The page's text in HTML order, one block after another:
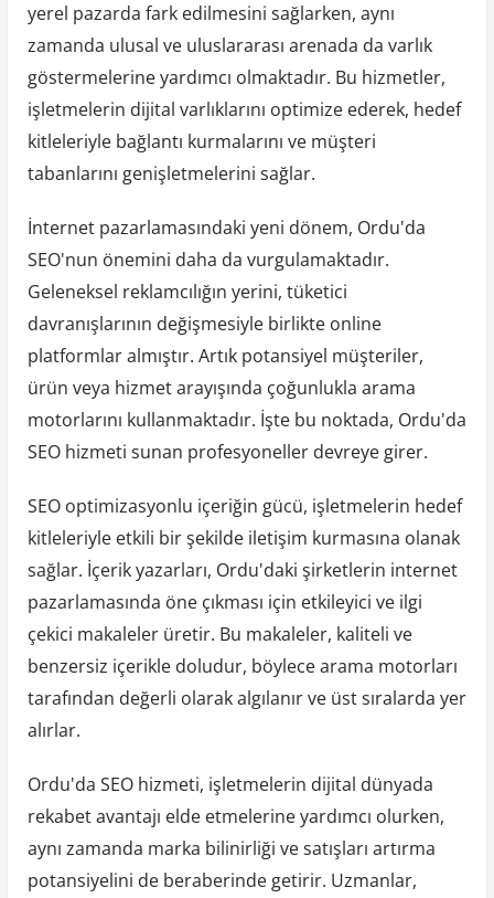
yerel pazarda fark edilmesini sağlarken, aynı
zamanda ulusal ve uluslararası arenada da varlık
göstermelerine yardımcı olmaktadır. Bu hizmetler,
işletmelerin dijital varlıklarını optimize ederek, hedef
kitleleriyle bağlantı kurmalarını ve müşteri
tabanlarını genişletmelerini sağlar.
İnternet pazarlamasındaki yeni dönem, Ordu'da
SEO'nun önemini daha da vurgulamaktadır.
Geleneksel reklamcılığın yerini, tüketici
davranışlarının değişmesiyle birlikte online
platformlar almıştır. Artık potansiyel müşteriler,
ürün veya hizmet arayışında çoğunlukla arama
motorlarını kullanmaktadır. İşte bu noktada, Ordu'da
SEO hizmeti sunan profesyoneller devreye girer.
SEO optimizasyonlu içeriğin gücü, işletmelerin hedef
kitleleriyle etkili bir şekilde iletişim kurmasına olanak
sağlar. İçerik yazarları, Ordu'daki şirketlerin internet
pazarlamasında öne çıkması için etkileyici ve ilgi
çekici makaleler üretir. Bu makaleler, kaliteli ve
benzersiz içerikle doludur, böylece arama motorları
tarafından değerli olarak algılanır ve üst sıralarda yer
alırlar.
Ordu'da SEO hizmeti, işletmelerin dijital dünyada
rekabet avantajı elde etmelerine yardımcı olurken,
aynı zamanda marka bilinirliği ve satışları artırma
potansiyelini de beraberinde getirir. Uzmanlar,